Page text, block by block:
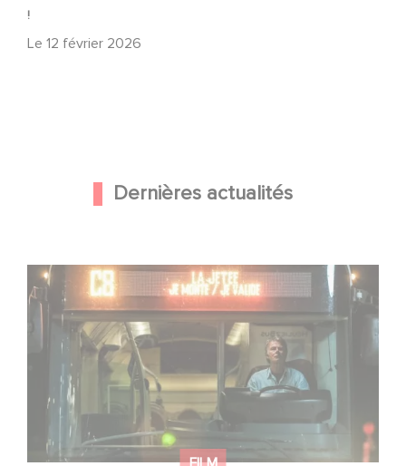
!
Le 12 février 2026
Dernières actualités
Une date de sortie pour le nouveau film de Franck
Dubosc